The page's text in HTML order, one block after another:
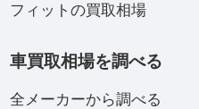
フィットの買取相場
車買取相場を調べる
全メーカーから調べる